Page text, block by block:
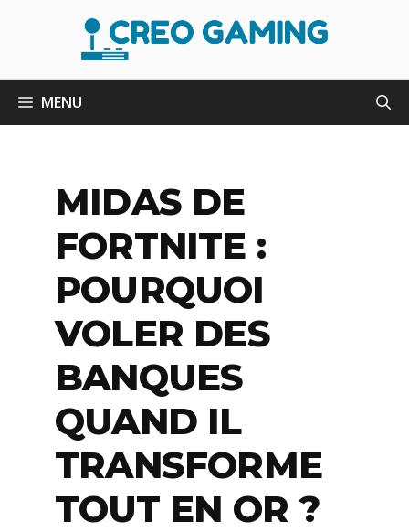
MENU
MIDAS DE
FORTNITE :
POURQUOI
VOLER DES
BANQUES
QUAND IL
TRANSFORME
TOUT EN OR ?